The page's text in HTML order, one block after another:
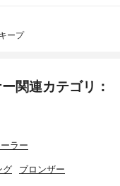
ープ
関連カテゴリ：
ラー
グ ブロンザー